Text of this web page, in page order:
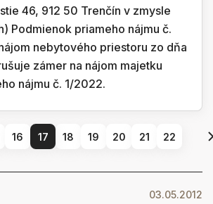
46, 912 50 Trenčín v zmysle
Podmienok priameho nájmu č.
nebytového priestoru zo dňa
zámer na nájom majetku
nájmu č. 1/2022.
16 17 18 19 20 21 22
03.05.2012